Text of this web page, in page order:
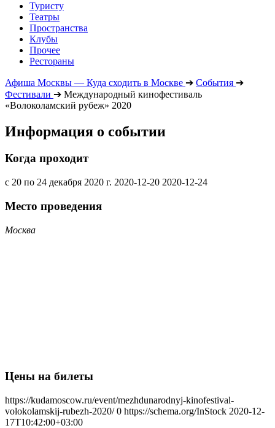
Туристу
Театры
Пространства
Клубы
Прочее
Рестораны
Афиша Москвы — Куда сходить в Москве ➔ События ➔
Фестивали ➔ Международный кинофестиваль
«Волоколамский рубеж» 2020
Информация о событии
Когда проходит
с 20 по 24 декабря 2020 г. 2020-12-20 2020-12-24
Место проведения
Москва
Цены на билеты
https://kudamoscow.ru/event/mezhdunarodnyj-kinofestival-
volokolamskij-rubezh-2020/ 0 https://schema.org/InStock 2020-12-
17T10:42:00+03:00